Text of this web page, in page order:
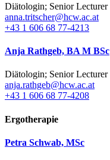
Diätologin; Senior Lecturer
anna.tritscher@hcw.ac.at
+43 1 606 68 77-4213
Anja Rathgeb, BA M BSc
Diätologin; Senior Lecturer
anja.rathgeb@hcw.ac.at
+43 1 606 68 77-4208
Ergotherapie
Petra Schwab, MSc